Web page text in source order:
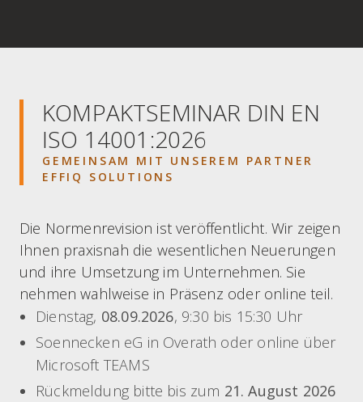
KOMPAKTSEMINAR DIN EN
ISO 14001:2026
GEMEINSAM MIT UNSEREM PARTNER
EFFIQ SOLUTIONS
Die Normenrevision ist veröffentlicht. Wir zeigen
Ihnen praxisnah die wesentlichen Neuerungen
und ihre Umsetzung im Unternehmen. Sie
nehmen wahlweise in Präsenz oder online teil.
Dienstag, 08.09.2026, 9:30 bis 15:30 Uhr
Soennecken eG in Overath oder online über
Microsoft TEAMS
Rückmeldung bitte bis zum 21. August 2026